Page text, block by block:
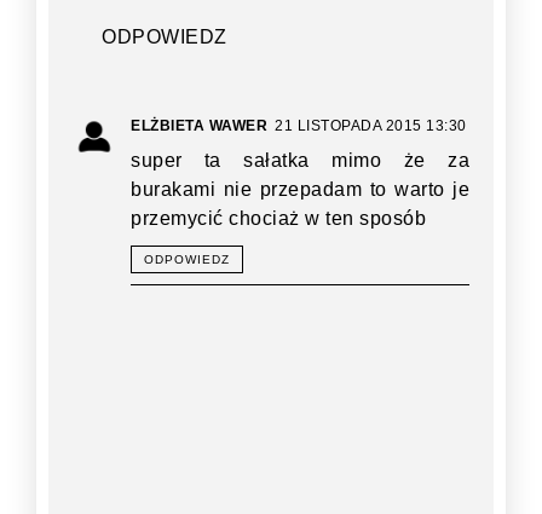
ODPOWIEDZ
ELŻBIETA WAWER 21 LISTOPADA 2015 13:30
super ta sałatka mimo że za
burakami nie przepadam to warto je
przemycić chociaż w ten sposób
ODPOWIEDZ